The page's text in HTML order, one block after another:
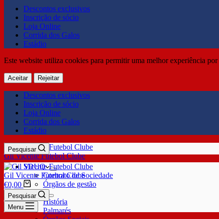
Descontos exclusivos
Inscrição de sócio
Loja Online
Corrida dos Galos
Estádio
Este website utiliza cookies para permitir uma melhor experiência
Aceitar Rejeitar
Descontos exclusivos
Inscrição de sócio
Loja Online
Corrida dos Galos
Estádio
Gil Vicente Futebol Clube
Pesquisar
SDUQ
Contrato de Sociedade
Órgãos de gestão
Clube
História
Palmarés
Gil Vicente Futebol Clube
€0,00
Pesquisar
Menu